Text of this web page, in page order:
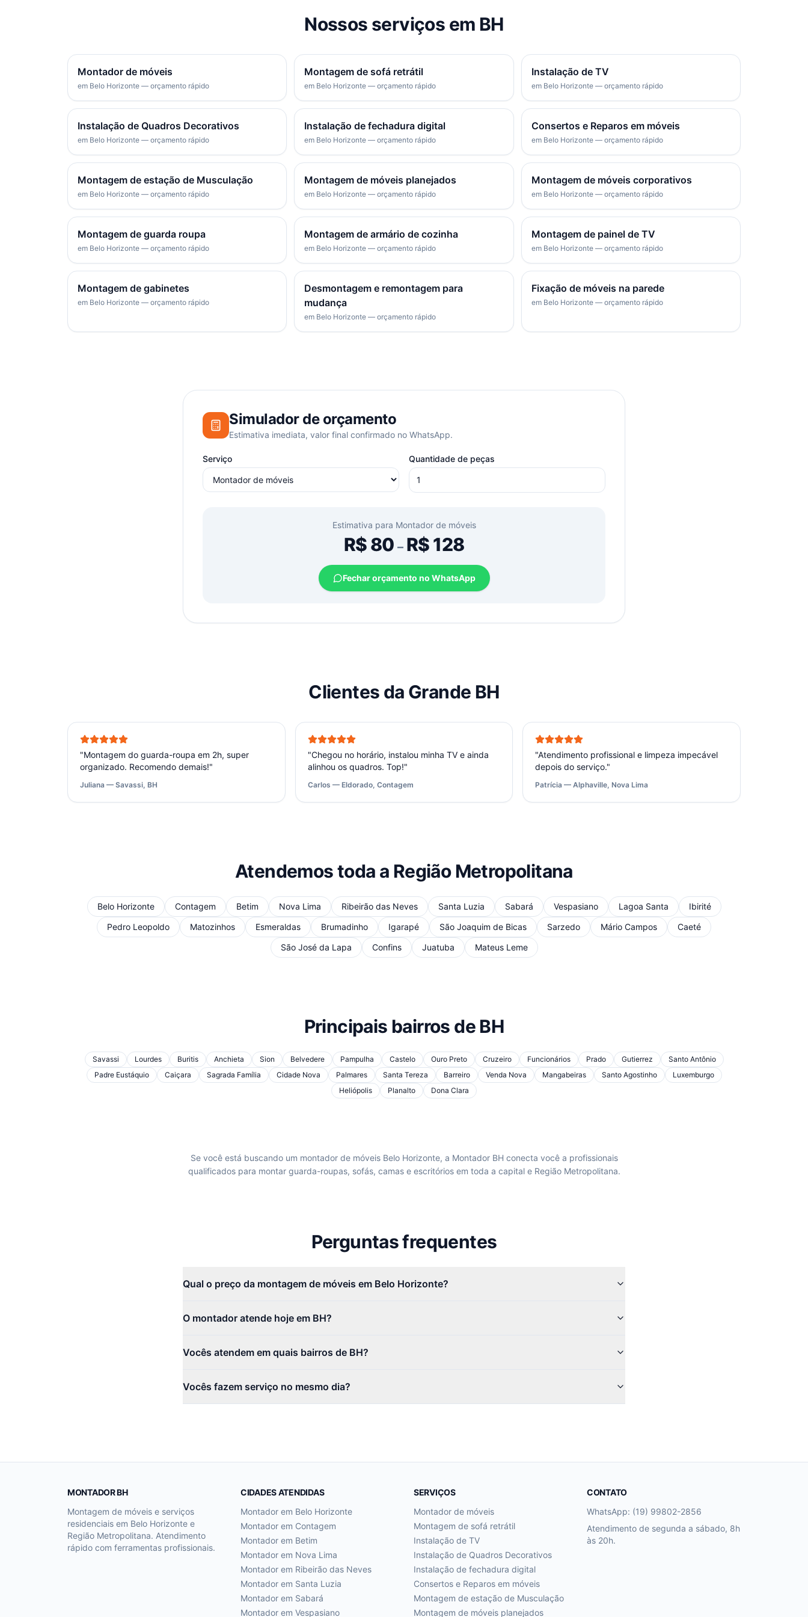
Nossos serviços em BH
Montador de móveis
em Belo Horizonte — orçamento rápido
Montagem de sofá retrátil
em Belo Horizonte — orçamento rápido
Instalação de TV
em Belo Horizonte — orçamento rápido
Instalação de Quadros Decorativos
em Belo Horizonte — orçamento rápido
Instalação de fechadura digital
em Belo Horizonte — orçamento rápido
Consertos e Reparos em móveis
em Belo Horizonte — orçamento rápido
Montagem de estação de Musculação
em Belo Horizonte — orçamento rápido
Montagem de móveis planejados
em Belo Horizonte — orçamento rápido
Montagem de móveis corporativos
em Belo Horizonte — orçamento rápido
Montagem de guarda roupa
em Belo Horizonte — orçamento rápido
Montagem de armário de cozinha
em Belo Horizonte — orçamento rápido
Montagem de painel de TV
em Belo Horizonte — orçamento rápido
Montagem de gabinetes
em Belo Horizonte — orçamento rápido
Desmontagem e remontagem para
mudança
em Belo Horizonte — orçamento rápido
Fixação de móveis na parede
em Belo Horizonte — orçamento rápido
Simulador de orçamento
Estimativa imediata, valor final confirmado no WhatsApp.
Serviço Quantidade de peças
Estimativa para Montador de móveis
R$80 –R$128
Fechar orçamento no WhatsApp
Clientes da Grande BH
"Montagem do guarda-roupa em 2h, super
organizado. Recomendo demais!"
Juliana — Savassi, BH
"Chegou no horário, instalou minha TV e ainda
alinhou os quadros. Top!"
Carlos — Eldorado, Contagem
"Atendimento profissional e limpeza impecável
depois do serviço."
Patrícia — Alphaville, Nova Lima
Atendemos toda a Região Metropolitana
Belo Horizonte Contagem Betim Nova Lima Ribeirão das Neves Santa Luzia Sabará Vespasiano Lagoa Santa
Ibirité
Pedro Leopoldo
Matozinhos Esmeraldas Brumadinho Igarapé São Joaquim de Bicas Sarzedo Mário Campos
Caeté
São José da Lapa
Confins Juatuba Mateus Leme
Principais bairros de BH
Savassi Lourdes Buritis Anchieta Sion Belvedere Pampulha Castelo Ouro Preto Cruzeiro Funcionários Prado Gutierrez
Santo Antônio
Padre Eustáquio
Caiçara Sagrada Família Cidade Nova Palmares Santa Tereza Barreiro Venda Nova Mangabeiras Santo Agostinho
Luxemburgo
Heliópolis
Planalto Dona Clara
Se você está buscando um montador de móveis Belo Horizonte, a Montador BH conecta você a profissionais
qualificados para montar guarda-roupas, sofás, camas e escritórios em toda a capital e Região Metropolitana.
Perguntas frequentes
Qual o preço da montagem de móveis em Belo Horizonte?
O montador atende hoje em BH?
Vocês atendem em quais bairros de BH?
Vocês fazem serviço no mesmo dia?
MONTADOR BH
Montagem de móveis e serviços
residenciais em Belo Horizonte e
Região Metropolitana. Atendimento
rápido com ferramentas profissionais.
CIDADES ATENDIDAS
Montador em Belo Horizonte
Montador em Contagem
Montador em Betim
Montador em Nova Lima
Montador em Ribeirão das Neves
Montador em Santa Luzia
Montador em Sabará
Montador em Vespasiano
SERVIÇOS
Montador de móveis
Montagem de sofá retrátil
Instalação de TV
Instalação de Quadros Decorativos
Instalação de fechadura digital
Consertos e Reparos em móveis
Montagem de estação de Musculação
Montagem de móveis planejados
CONTATO
WhatsApp: (19) 99802-2856
Atendimento de segunda a sábado, 8h
às 20h.